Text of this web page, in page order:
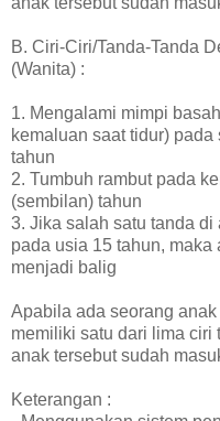
B. Ciri-Ciri/Tanda-Tanda
(Wanita) :
1. Mengalami mimpi
kemaluan saat tidur)
tahun
2. Tumbuh rambut pada
(sembilan) tahun
3. Jika salah satu tanda
pada usia 15 tahun,
menjadi balig
Apabila ada seorang
memiliki satu dari lima ciri
anak tersebut sudah
Keterangan :